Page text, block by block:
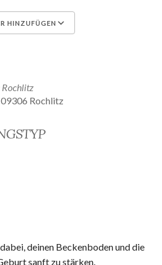
HINZUFÜGEN
Rochlitz
Rochlitz
deinen Beckenboden und die
sanft zu stärken.